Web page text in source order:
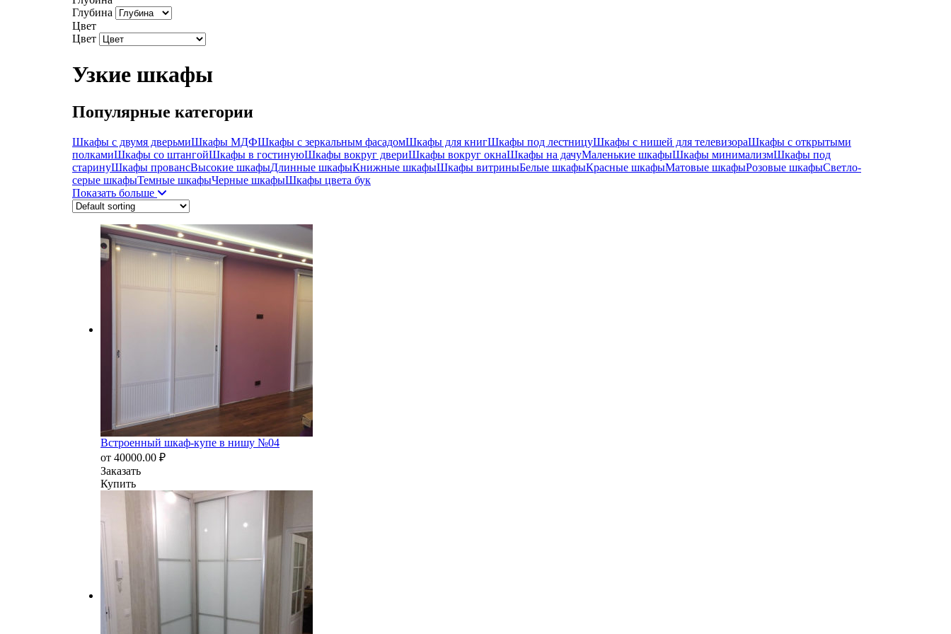
Глубина
Цвет
Цвет
Узкие шкафы
Популярные категории
Шкафы с двумя дверьмиШкафы МДФШкафы с зеркальным фасадомШкафы для книгШкафы под лестницуШкафы с нишей для телевизораШкафы с открытыми
полкамиШкафы со штангойШкафы в гостинуюШкафы вокруг двериШкафы вокруг окнаШкафы на дачуМаленькие шкафыШкафы минимализмШкафы под
старинуШкафы провансВысокие шкафыДлинные шкафыКнижные шкафыШкафы витриныБелые шкафыКрасные шкафыМатовые шкафыРозовые шкафыСветло-
серые шкафыТемные шкафыЧерные шкафыШкафы цвета бук
Показать больше
Встроенный шкаф-купе в нишу №04
от 40000.00 ₽
Заказать
Купить